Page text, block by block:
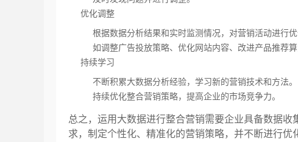
优化调整
根据数据分析结果和实时监测情况，对营销活动进行优
如调整广告投放策略、优化网站内容、改进产品推荐算
持续学习
不断积累大数据分析经验，学习新的营销技术和方法。
持续优化整合营销策略，提高企业的市场竞争力。
总之，运用大数据进行整合营销需要企业具备数据
求，制定个性化、精准化的营销策略，并不断进行优